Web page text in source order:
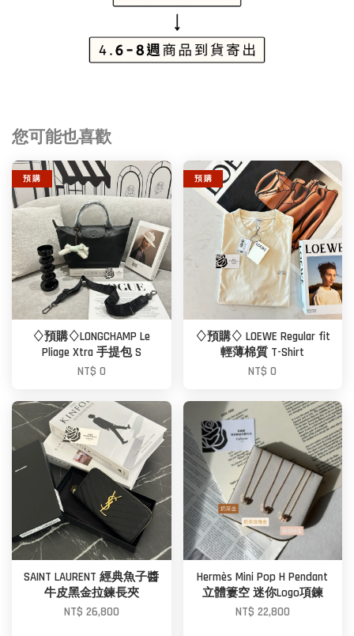
您可能也喜歡
預 購
♢預購♢LONGCHAMP Le
Pliage Xtra 手提包 S
NT$ 0
預 購
♢預購♢ LOEWE Regular fit
輕薄棉質 T-Shirt
NT$ 0
SAINT LAURENT 經典魚子醬
牛皮黑金拉鍊長夾
NT$ 26,800
Hermès Mini Pop H Pendant
立體簍空 迷你Logo項鍊
NT$ 22,800